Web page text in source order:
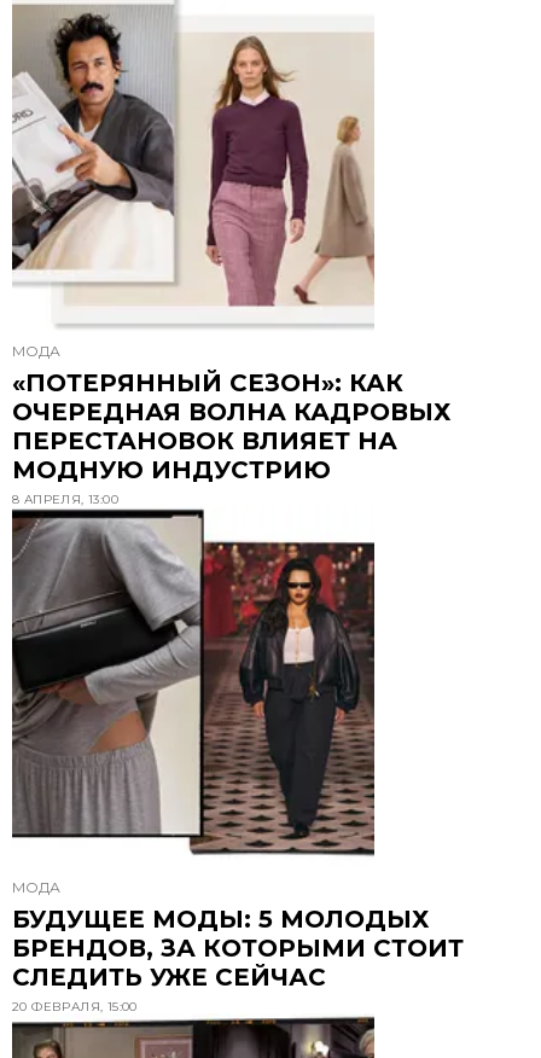
МОДА
«ПОТЕРЯННЫЙ СЕЗОН»: КАК
ОЧЕРЕДНАЯ ВОЛНА КАДРОВЫХ
ПЕРЕСТАНОВОК ВЛИЯЕТ НА
МОДНУЮ ИНДУСТРИЮ
8 АПРЕЛЯ, 13:00
МОДА
БУДУЩЕЕ МОДЫ: 5 МОЛОДЫХ
БРЕНДОВ, ЗА КОТОРЫМИ СТОИТ
СЛЕДИТЬ УЖЕ СЕЙЧАС
20 ФЕВРАЛЯ, 15:00